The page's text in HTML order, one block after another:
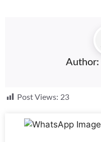
Author:
Post Views: 23